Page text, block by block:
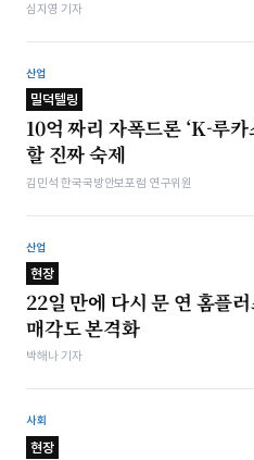
심지영 기자
산업
밀덕텔링
10억 짜리 자폭드론 ‘K-루카
할 진짜 숙제
김민석 한국국방안보포럼 연구위원
산업
현장
22일 만에 다시 문 연 홈플
매각도 본격화
박해나 기자
사회
현장